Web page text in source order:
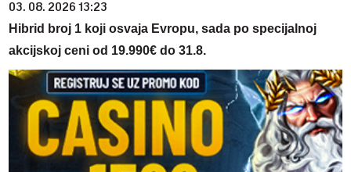
03. 08. 2026 13:23
Hibrid broj 1 koji osvaja Evropu, sada po specijalnoj
akcijskoj ceni od 19.990€ do 31.8.